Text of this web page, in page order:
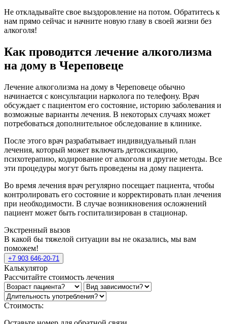
Не откладывайте свое выздоровление на потом. Обратитесь к
нам прямо сейчас и начните новую главу в своей жизни без
алкоголя!
Как проводится лечение алкоголизма
на дому в Череповеце
Лечение алкоголизма на дому в Череповеце обычно
начинается с консультации нарколога по телефону. Врач
обсуждает с пациентом его состояние, историю заболевания и
возможные варианты лечения. В некоторых случаях может
потребоваться дополнительное обследование в клинике.
После этого врач разрабатывает индивидуальный план
лечения, который может включать детоксикацию,
психотерапию, кодирование от алкоголя и другие методы. Все
эти процедуры могут быть проведены на дому пациента.
Во время лечения врач регулярно посещает пациента, чтобы
контролировать его состояние и корректировать план лечения
при необходимости. В случае возникновения осложнений
пациент может быть госпитализирован в стационар.
Экстренный вызов
В какой бы тяжелой ситуации вы не оказались, мы вам
поможем!
+7 903 646-20-71
Калькулятор
Рассчитайте стоимость лечения
Стоимость: